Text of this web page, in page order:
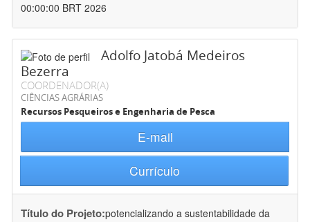
00:00:00 BRT 2026
Adolfo Jatobá Medeiros
Bezerra
COORDENADOR(A)
CIÊNCIAS AGRÁRIAS
Recursos Pesqueiros e Engenharia de Pesca
E-mail
Currículo
Título do Projeto:potencializando a sustentabilidade da